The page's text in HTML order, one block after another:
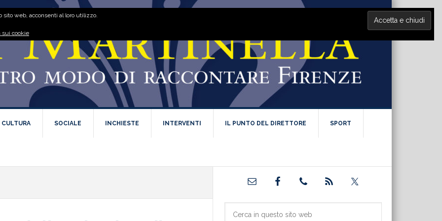
CULTURA SOCIALE INCHIESTE INTERVENTI IL PUNTO DEL DIRETTORE SPORT
Barra
primaria
web, acconsenti al loro utilizzo.
sui cookie